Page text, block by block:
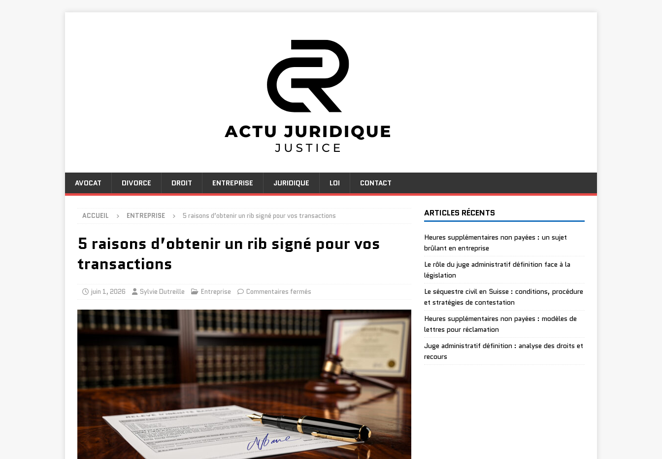
AVOCAT DIVORCE DROIT ENTREPRISE JURIDIQUE LOI CONTACT
ACCUEIL ENTREPRISE 5 raisons d’obtenir un rib signé pour vos transactions
5 raisons d’obtenir un rib signé pour vos
transactions
juin 1, 2026 Sylvie Dutreille Entreprise Commentaires fermés
ARTICLES RÉCENTS
Heures supplémentaires non payées : un sujet
brûlant en entreprise
Le rôle du juge administratif définition face à la
législation
Le séquestre civil en Suisse : conditions, procédure
et stratégies de contestation
Heures supplémentaires non payées : modèles de
lettres pour réclamation
Juge administratif définition : analyse des droits et
recours